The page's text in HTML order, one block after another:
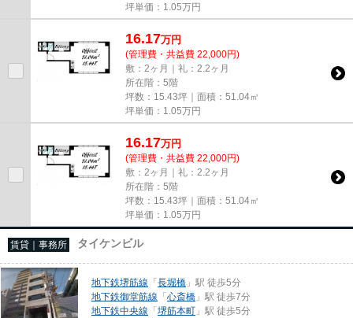
坪単価： 1.05万円
16.17万円
(管理費・共益費 22,000円)
敷：2ヶ月｜礼：2.2ヶ月
所在階：5階
坪数：15.43坪｜面積：51.04㎡
坪単価： 1.05万円
16.17万円
(管理費・共益費 22,000円)
敷：2ヶ月｜礼：2.2ヶ月
所在階：5階
坪数：15.43坪｜面積：51.04㎡
坪単価： 1.05万円
賃貸｜事務所 タイケンビル
地下鉄堺筋線 「長堀橋 」駅 徒歩5分
地下鉄御堂筋線 「心斎橋 」駅 徒歩7分
地下鉄中央線 「堺筋本町 」駅 徒歩5分